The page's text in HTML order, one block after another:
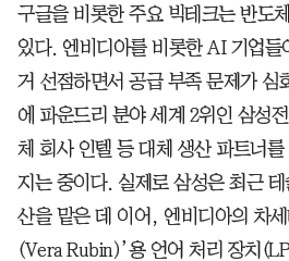
구글을 비롯한 주요 빅테크는 반도
있다. 엔비디아를 비롯한 AI 기업들
거 선점하면서 공급 부족 문제가 심
에 파운드리 분야 세계 2위인 삼성
체 회사 인텔 등 대체 생산 파트너
지는 중이다. 실제로 삼성은 최근
산을 맡은 데 이어, 엔비디아의 차
(Vera Rubin)’용 언어 처리 장치